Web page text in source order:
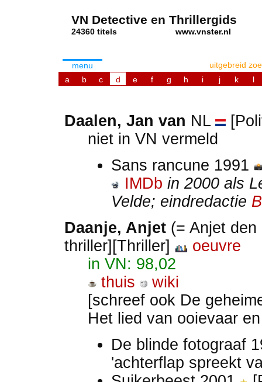
VN Detective en Thrillergids
24360 titels www.vnster.nl
menu
uitgebreid
a
b c d e f g h i j k l
Daalen, Jan van NL
niet in VN vermeld
Sans rancune 1991
IMDb in 2000 als
Velde; eindredactie
Daanje, Anjet (= Anjet
thriller][Thriller]
oeuvre
in VN: 98,02
thuis
wiki
[schreef ook De
Het lied van ooievaar
De blinde fotograaf
'achterflap spreekt